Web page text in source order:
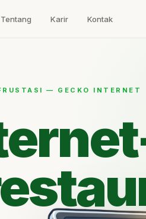
Tentang Karir Kontak
— GECKO INTERNET